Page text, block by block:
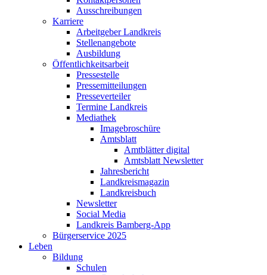
Ausschreibungen
Karriere
Arbeitgeber Landkreis
Stellenangebote
Ausbildung
Öffentlichkeitsarbeit
Pressestelle
Pressemitteilungen
Presseverteiler
Termine Landkreis
Mediathek
Imagebroschüre
Amtsblatt
Amtblätter digital
Amtsblatt Newsletter
Jahresbericht
Landkreismagazin
Landkreisbuch
Newsletter
Social Media
Landkreis Bamberg-App
Bürgerservice 2025
Leben
Bildung
Schulen